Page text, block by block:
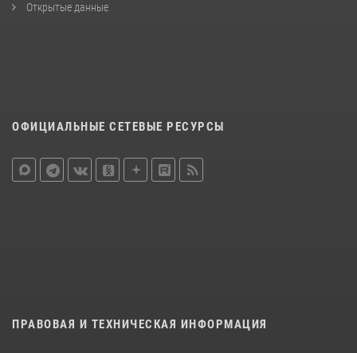
Открытые данные
ОФИЦИАЛЬНЫЕ СЕТЕВЫЕ РЕСУРСЫ
ПРАВОВАЯ И ТЕХНИЧЕСКАЯ ИНФОРМАЦИЯ